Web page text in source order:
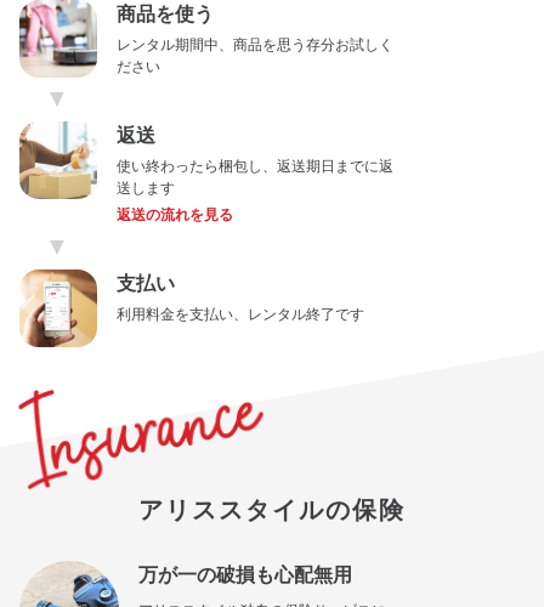
商品を使う
レンタル期間中、商品を思う存分お試しく
ださい
▼
返送
使い終わったら梱包し、返送期日までに返
送します
返送の流れを見る
▼
支払い
利用料金を支払い、レンタル終了です
アリススタイルの保険
万が一の破損も心配無用